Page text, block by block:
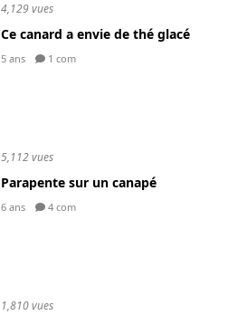
4,129 vues
Ce canard a envie de thé glacé
5 ans 1 com
5,112 vues
Parapente sur un canapé
6 ans 4 com
1,810 vues